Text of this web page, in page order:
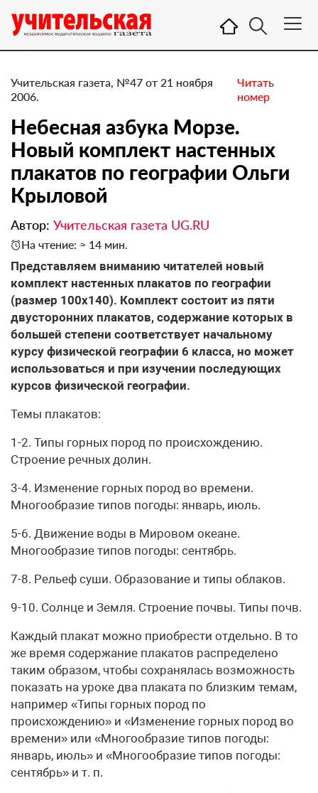
Учительская газета, №47 от 21 ноября
2006.
Читать
номер
Небесная азбука Морзе.
Новый комплект настенных
плакатов по географии Ольги
Крыловой
Автор: Учительская газета UG.RU
На чтение: ≈ 14 мин.
Представляем вниманию читателей новый
комплект настенных плакатов по географии
(размер 100х140). Комплект состоит из пяти
двусторонних плакатов, содержание которых в
большей степени соответствует начальному
курсу физической географии 6 класса, но может
использоваться и при изучении последующих
курсов физической географии.
Темы плакатов:
1-2. Типы горных пород по происхождению.
Строение речных долин.
3-4. Изменение горных пород во времени.
Многообразие типов погоды: январь, июль.
5-6. Движение воды в Мировом океане.
Многообразие типов погоды: сентябрь.
7-8. Рельеф суши. Образование и типы облаков.
9-10. Солнце и Земля. Строение почвы. Типы почв.
Каждый плакат можно приобрести отдельно. В то
же время содержание плакатов распределено
таким образом, чтобы сохранялась возможность
показать на уроке два плаката по близким темам,
например «Типы горных пород по
происхождению» и «Изменение горных пород во
времени» или «Многообразие типов погоды:
январь, июль» и «Многообразие типов погоды:
сентябрь» и т. п.